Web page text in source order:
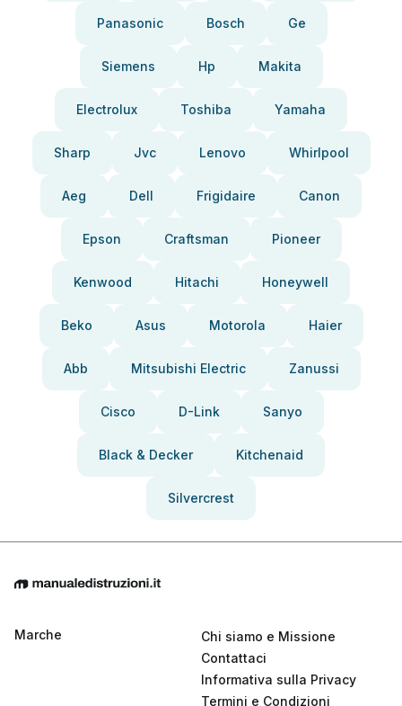
Panasonic Bosch Ge
Siemens Hp Makita
Electrolux Toshiba Yamaha
Sharp Jvc Lenovo Whirlpool
Aeg Dell Frigidaire Canon
Epson Craftsman Pioneer
Kenwood Hitachi Honeywell
Beko Asus Motorola Haier
Abb Mitsubishi Electric Zanussi
Cisco D-Link Sanyo
Black & Decker Kitchenaid
Silvercrest
Marche
Chi siamo e Missione
Contattaci
Informativa sulla Privacy
Termini e Condizioni